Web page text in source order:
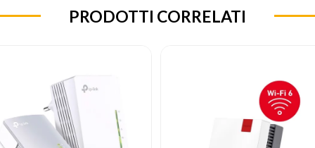
PRODOTTI CORRELATI